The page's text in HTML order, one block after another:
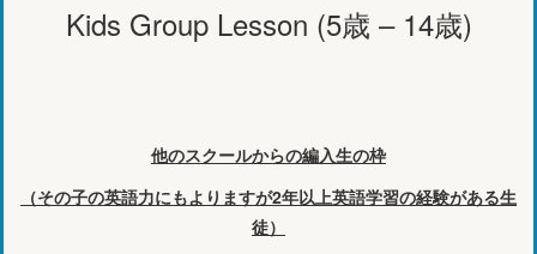
Kids Group Lesson (5歳 – 14歳)
他のスクールからの編入生の枠
（その子の英語力にもよりますが2年以上英語学習の経験がある生
徒）